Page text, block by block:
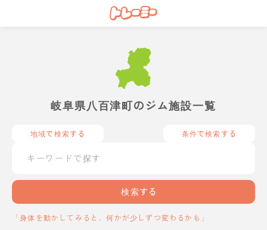
岐阜県八百津町のジム施設一覧
地域で検索する 条件で検索する
検索する
「身体を動かしてみると、何かが少しずつ変わるかも」